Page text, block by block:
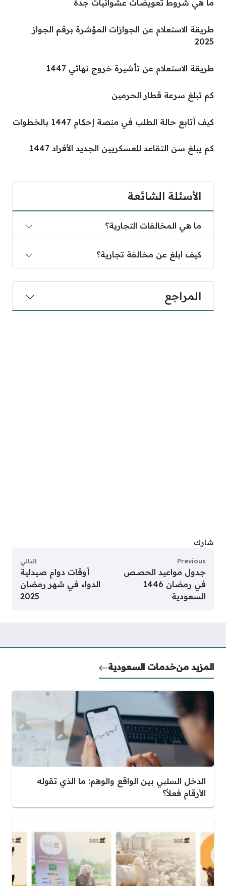
ما هي شروط تعويضات عشوائيات جدة
طريقة الاستعلام عن الجوازات المؤشرة برقم الجواز
2025
طريقة الاستعلام عن تأشيرة خروج نهائي 1447
كم تبلغ سرعة قطار الحرمين
كيف أتابع حالة الطلب في منصة إحكام 1447 بالخطوات
كم يبلغ سن التقاعد للعسكريين الجديد الأفراد 1447
الأسئلة الشائعة
ما هي المخالفات التجارية؟
كيف ابلغ عن مخالفة تجارية؟
المراجع
شارك
Previous
جدول مواعيد الحصص
في رمضان 1446
السعودية
التالي
أوقات دوام صيدلية
الدواء في شهر رمضان
2025
المزيد منخدمات السعودية
الدخل السلبي بين الواقع والوهم: ما الذي تقوله
الأرقام فعلاً؟